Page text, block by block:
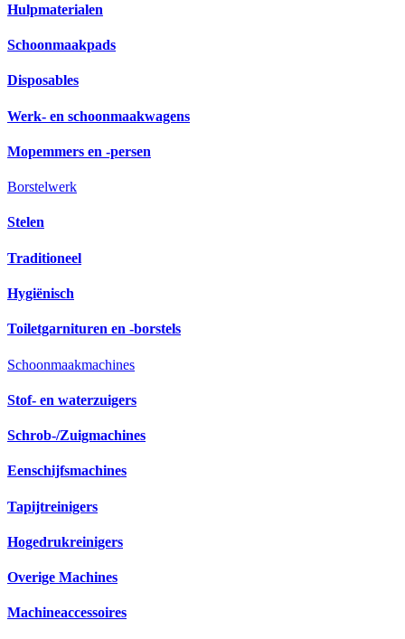
Hulpmaterialen
Schoonmaakpads
Disposables
Werk- en schoonmaakwagens
Mopemmers en -persen
Borstelwerk
Stelen
Traditioneel
Hygiënisch
Toiletgarnituren en -borstels
Schoonmaakmachines
Stof- en waterzuigers
Schrob-/Zuigmachines
Eenschijfsmachines
Tapijtreinigers
Hogedrukreinigers
Overige Machines
Machineaccessoires